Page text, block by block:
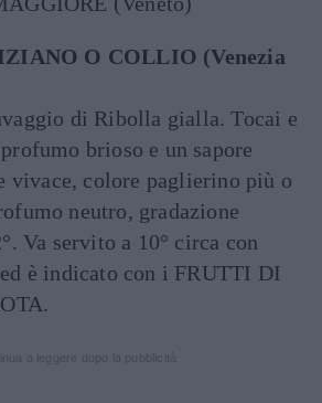
O COLLIO (Venezia
di Ribolla gialla. Tocai e
brioso e un sapore
vivace, colore paglierino più o
neutro, gradazione
Va servito a 10° circa con
è indicato con i FRUTTI DI